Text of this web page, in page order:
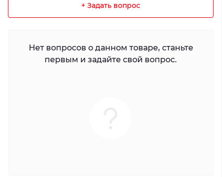
+ Задать вопрос
Нет вопросов о данном товаре, станьте
первым и задайте свой вопрос.